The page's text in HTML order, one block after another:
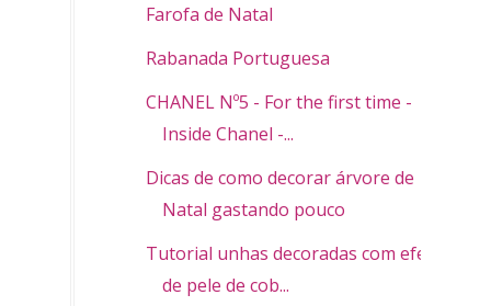
Farofa de Natal
Rabanada Portuguesa
CHANEL Nº5 - For the first time -
Inside Chanel -...
Dicas de como decorar árvore de
Natal gastando pouco
Tutorial unhas decoradas com efeito
de pele de cob...